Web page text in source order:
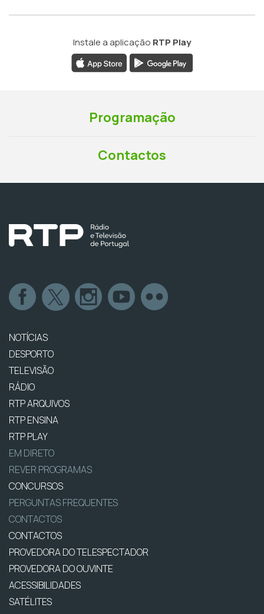
Instale a aplicação RTP Play
Programação
Contactos
NOTÍCIAS
DESPORTO
TELEVISÃO
RÁDIO
RTP ARQUIVOS
RTP ENSINA
RTP PLAY
EM DIRETO
REVER PROGRAMAS
CONCURSOS
PERGUNTAS FREQUENTES
CONTACTOS
CONTACTOS
PROVEDORA DO TELESPECTADOR
PROVEDORA DO OUVINTE
ACESSIBILIDADES
SATÉLITES